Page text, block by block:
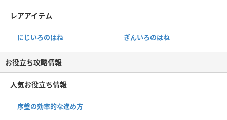
レアアイテム
にじいろのはね ぎんいろのはね
お役立ち攻略情報
人気お役立ち情報
序盤の効率的な進め方